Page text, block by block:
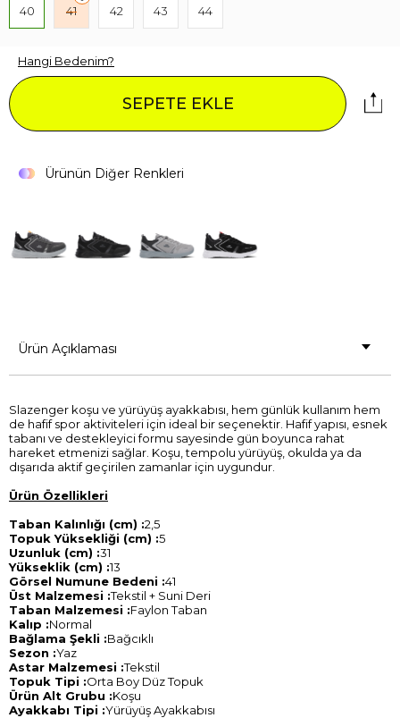
40 41 42 43 44
Hangi Bedenim?
SEPETE EKLE
Ürünün Diğer Renkleri
Ürün Açıklaması
Slazenger koşu ve yürüyüş ayakkabısı, hem günlük kullanım hem
de hafif spor aktiviteleri için ideal bir seçenektir. Hafif yapısı, esnek
tabanı ve destekleyici formu sayesinde gün boyunca rahat
hareket etmenizi sağlar. Koşu, tempolu yürüyüş, okulda ya da
dışarıda aktif geçirilen zamanlar için uygundur.
Ürün Özellikleri
Taban Kalınlığı (cm) :2,5
Topuk Yüksekliği (cm) :5
Uzunluk (cm) :31
Yükseklik (cm) :13
Görsel Numune Bedeni :41
Üst Malzemesi :Tekstil + Suni Deri
Taban Malzemesi :Faylon Taban
Kalıp :Normal
Bağlama Şekli :Bağcıklı
Sezon :Yaz
Astar Malzemesi :Tekstil
Topuk Tipi :Orta Boy Düz Topuk
Ürün Alt Grubu :Koşu
Ayakkabı Tipi :Yürüyüş Ayakkabısı